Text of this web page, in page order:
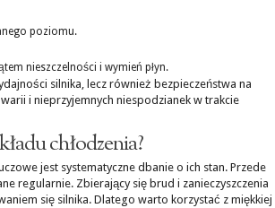
poziomu.
nieszczelności i wymień płyn.
silnika, lecz również bezpieczeństwa na
i nieprzyjemnych niespodzianek w trakcie
chłodzenia?
jest systematyczne dbanie o ich stan. Przede
regularnie. Zbierający się brud i zanieczyszczenia
się silnika. Dlatego warto korzystać z miękkiej